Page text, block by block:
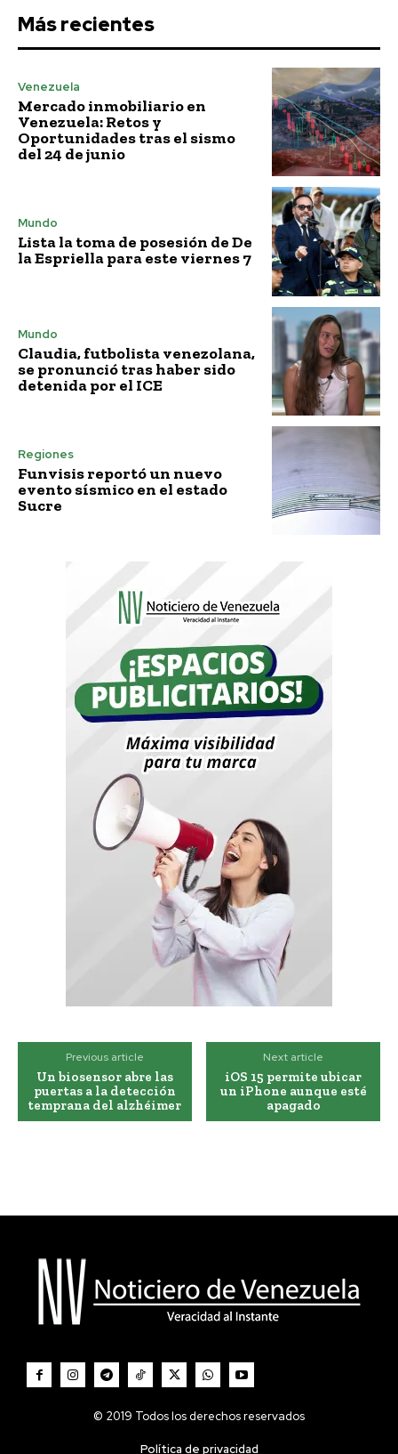
Más recientes
Venezuela
Mercado inmobiliario en
Venezuela: Retos y
Oportunidades tras el sismo
del 24 de junio
Mundo
Lista la toma de posesión de De
la Espriella para este viernes 7
Mundo
Claudia, futbolista venezolana,
se pronunció tras haber sido
detenida por el ICE
Regiones
Funvisis reportó un nuevo
evento sísmico en el estado
Sucre
Previous article
Un biosensor abre las
puertas a la detección
temprana del alzhéimer
Next article
iOS 15 permite ubicar
un iPhone aunque esté
apagado
© 2019 Todos los derechos reservados
Política de privacidad